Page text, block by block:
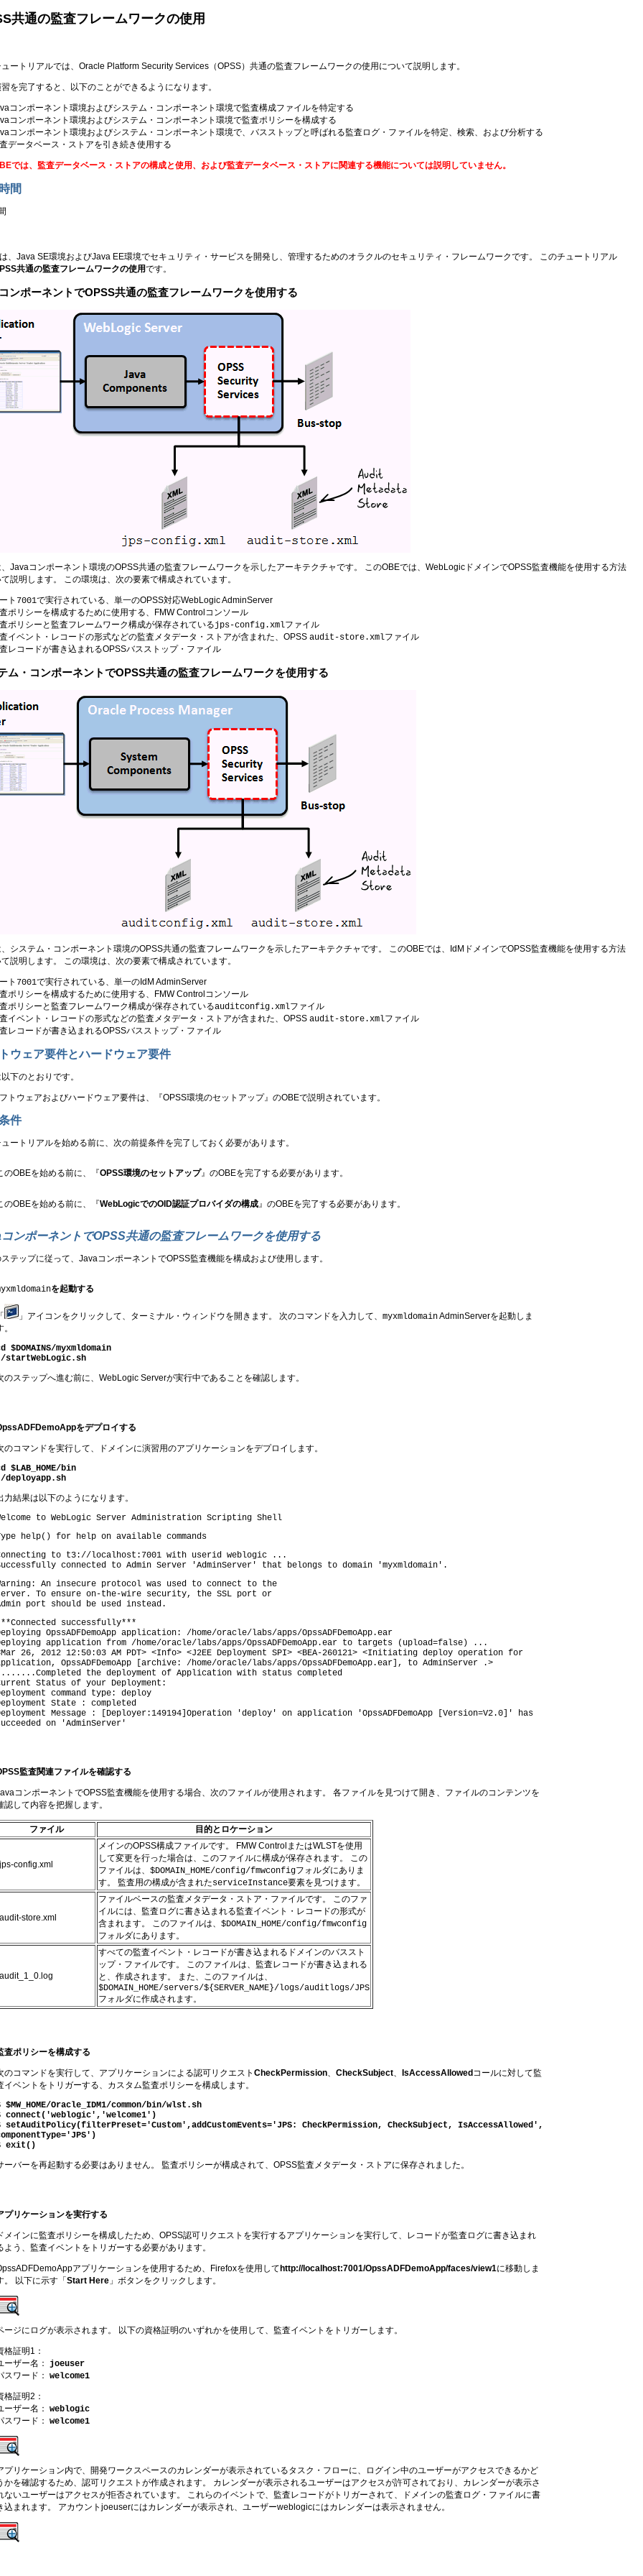
共通の監査フレームワークの使用
ートリアルでは、Oracle Platform Security Services（OPSS）共通の監査フレームワークの使用について説明します。
を完了すると、以下のことができるようになります。
コンポーネント環境およびシステム・コンポーネント環境で監査構成ファイルを特定する
コンポーネント環境およびシステム・コンポーネント環境で監査ポリシーを構成する
コンポーネント環境およびシステム・コンポーネント環境で、バスストップと呼ばれる監査ログ・ファイルを特定、検索、および分析する
データベース・ストアを引き続き使用する
では、監査データベース・ストアの構成と使用、および監査データベース・ストアに関連する機能については説明していません。
間
、Java SE環境およびJava EE環境でセキュリティ・サービスを開発し、管理するためのオラクルのセキュリティ・フレームワークです。 このチュートリアル
共通の監査フレームワークの使用です。
ンポーネントでOPSS共通の監査フレームワークを使用する
Javaコンポーネント環境のOPSS共通の監査フレームワークを示したアーキテクチャです。 このOBEでは、WebLogicドメインでOPSS監査機能を使用する方法
説明します。 この環境は、次の要素で構成されています。
ト 7001で実行されている、単一のOPSS対応WebLogic AdminServer
ポリシーを構成するために使用する、FMW Controlコンソール
ポリシーと監査フレームワーク構成が保存されているjps-config.xmlファイル
イベント・レコードの形式などの監査メタデータ・ストアが含まれた、OPSS audit-store.xmlファイル
レコードが書き込まれるOPSSバスストップ・ファイル
ム・コンポーネントでOPSS共通の監査フレームワークを使用する
システム・コンポーネント環境のOPSS共通の監査フレームワークを示したアーキテクチャです。 このOBEでは、IdMドメインでOPSS監査機能を使用する方法
説明します。 この環境は、次の要素で構成されています。
ト 7001で実行されている、単一のIdM AdminServer
ポリシーを構成するために使用する、FMW Controlコンソール
ポリシーと監査フレームワーク構成が保存されているauditconfig.xmlファイル
イベント・レコードの形式などの監査メタデータ・ストアが含まれた、OPSS audit-store.xmlファイル
レコードが書き込まれるOPSSバスストップ・ファイル
ウェア要件とハードウェア要件
下のとおりです。
トウェアおよびハードウェア要件は、『OPSS環境のセットアップ』のOBEで説明されています。
件
ートリアルを始める前に、次の前提条件を完了しておく必要があります。
のOBEを始める前に、『OPSS環境のセットアップ』のOBEを完了する必要があります。
のOBEを始める前に、『WebLogicでのOID認証プロバイダの構成』のOBEを完了する必要があります。
ンポーネントでOPSS共通の監査フレームワークを使用する
テップに従って、JavaコンポーネントでOPSS監査機能を構成および使用します。
を起動する
」アイコンをクリックして、ターミナル・ウィンドウを開きます。 次のコマンドを入力して、myxmldomainAdminServerを起動しま
。
$DOMAINS/myxmldomain
startWebLogic.sh
のステップへ進む前に、WebLogic Serverが実行中であることを確認します。
をデプロイする
のコマンドを実行して、ドメインに演習用のアプリケーションをデプロイします。
$LAB_HOME/bin
deployapp.sh
力結果は以下のようになります。
to WebLogic Server Administration Scripting Shell
help() for help on available commands
to t3://localhost:7001 with userid weblogic ...
connected to Admin Server 'AdminServer' that belongs to domain 'myxmldomain'.
An insecure protocol was used to connect to the
To ensure on-the-wire security, the SSL port or
port should be used instead.
successfully***
OpssADFDemoApp application: /home/oracle/labs/apps/OpssADFDemoApp.ear
application from /home/oracle/labs/apps/OpssADFDemoApp.ear to targets (upload=false) ...
26, 2012 12:50:03 AM PDT> <Info> <J2EE Deployment SPI> <BEA-260121> <Initiating deploy operation for
OpssADFDemoApp [archive: /home/oracle/labs/apps/OpssADFDemoApp.ear], to AdminServer .>
the deployment of Application with status completed
Status of your Deployment:
command type: deploy
State : completed
Message : [Deployer:149194]Operation 'deploy' on application 'OpssADFDemoApp [Version=V2.0]' has
on 'AdminServer'
監査関連ファイルを確認する
コンポーネントでOPSS監査機能を使用する場合、次のファイルが使用されます。 各ファイルを見つけて開き、ファイルのコンテンツを
認して内容を把握します。
ファイル 目的とロケーション
jps-config.xml
メインのOPSS構成ファイルです。 FMW ControlまたはWLSTを使用
して変更を行った場合は、このファイルに構成が保存されます。 この
ファイルは、$DOMAIN_HOME/config/fmwconfigフォルダにありま
す。 監査用の構成が含まれたserviceInstance要素を見つけます。
audit-store.xml
ファイルベースの監査メタデータ・ストア・ファイルです。 このファ
イルには、監査ログに書き込まれる監査イベント・レコードの形式が
含まれます。 このファイルは、$DOMAIN_HOME/config/fmwconfig
フォルダにあります。
audit_1_0.log
すべての監査イベント・レコードが書き込まれるドメインのバススト
ップ・ファイルです。 このファイルは、監査レコードが書き込まれる
と、作成されます。 また、このファイルは、
$DOMAIN_HOME/servers/${SERVER_NAME}/logs/auditlogs/JPS
フォルダに作成されます。
査ポリシーを構成する
のコマンドを実行して、アプリケーションによる認可リクエストCheckPermission、CheckSubject、 IsAccessAllowed コールに対して監
イベントをトリガーする、カスタム監査ポリシーを構成します。
$MW_HOME/Oracle_IDM1/common/bin/wlst.sh
connect('weblogic','welcome1')
setAuditPolicy(filterPreset='Custom',addCustomEvents='JPS: CheckPermission, CheckSubject, IsAccessAllowed',
exit()
ーバーを再起動する必要はありません。 監査ポリシーが構成されて、OPSS監査メタデータ・ストアに保存されました。
プリケーションを実行する
メインに監査ポリシーを構成したため、OPSS認可リクエストを実行するアプリケーションを実行して、レコードが監査ログに書き込まれ
よう、監査イベントをトリガーする必要があります。
アプリケーションを使用するため、Firefoxを使用して http://localhost:7001/OpssADFDemoApp/faces/view1に移動しま
。 以下に示す「Start Here 」ボタンをクリックします。
ージにログが表示されます。 以下の資格証明のいずれかを使用して、監査イベントをトリガーします。
格証明1：
ーザー名： joeuser
スワード：welcome1
格証明2：
ーザー名：weblogic
スワード：welcome1
プリケーション内で、開発ワークスペースのカレンダーが表示されているタスク・フローに、ログイン中のユーザーがアクセスできるかど
かを確認するため、認可リクエストが作成されます。 カレンダーが表示されるユーザーはアクセスが許可されており、カレンダーが表示さ
ないユーザーはアクセスが拒否されています。 これらのイベントで、監査レコードがトリガーされて、ドメインの監査ログ・ファイルに書
込まれます。 アカウントjoeuserにはカレンダーが表示され、ユーザーweblogicにはカレンダーは表示されません。